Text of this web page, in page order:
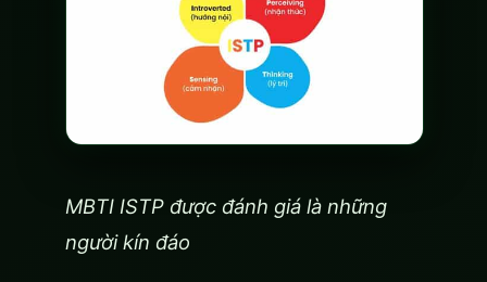
MBTI ISTP được đánh giá là những
người kín đáo